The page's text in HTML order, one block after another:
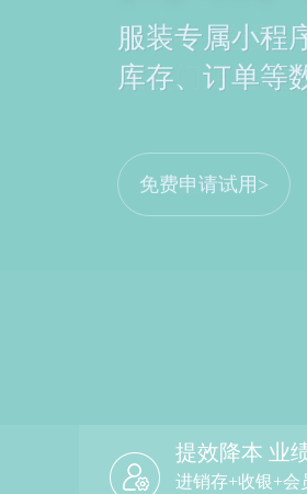
进销存+会员+
服装门店管理
申请免费试用>
提效降本 业
进销存+收银+会